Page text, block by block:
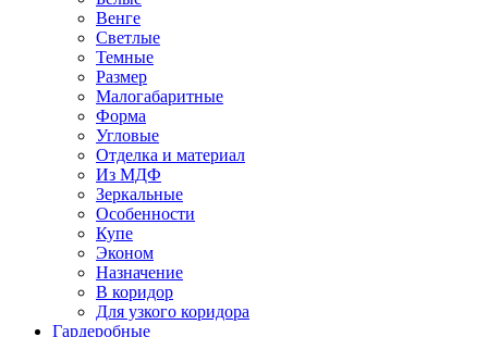
Венге
Светлые
Темные
Размер
Малогабаритные
Форма
Угловые
Отделка и материал
Из МДФ
Зеркальные
Особенности
Купе
Эконом
Назначение
В коридор
Для узкого коридора
Гардеробные